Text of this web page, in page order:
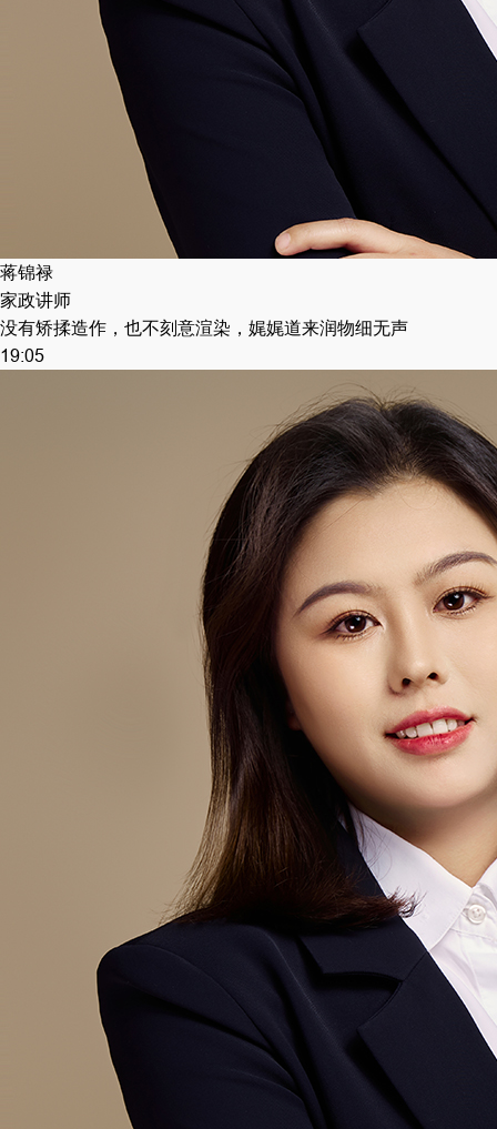
蒋锦禄
家政讲师
没有矫揉造作，也不刻意渲染，娓娓道来润物细无声
19:05